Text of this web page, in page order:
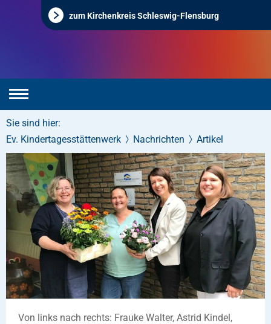
zum Kirchenkreis Schleswig-Flensburg
Sie sind hier:
Ev. Kindertagesstättenwerk
Nachrichten Artikel
Von links nach rechts: Frauke Walter, Astrid Kindel,